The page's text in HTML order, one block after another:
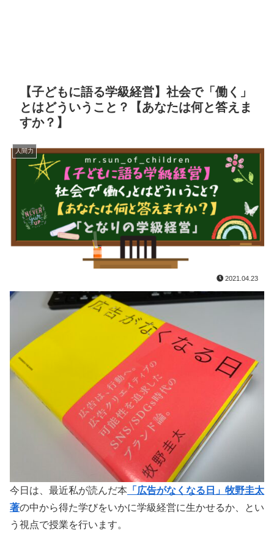
【子どもに語る学級経営】社会で「働く」
とはどういうこと？【あなたは何と答えま
すか？】
人間力
2021.04.23
今日は、最近私が読んだ本 「広告がなくなる日」牧野圭太
著の中から得た学びをいかに学級経営に生かせるか、とい
う視点で授業を行います。